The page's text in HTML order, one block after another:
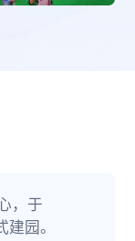
，于
园。